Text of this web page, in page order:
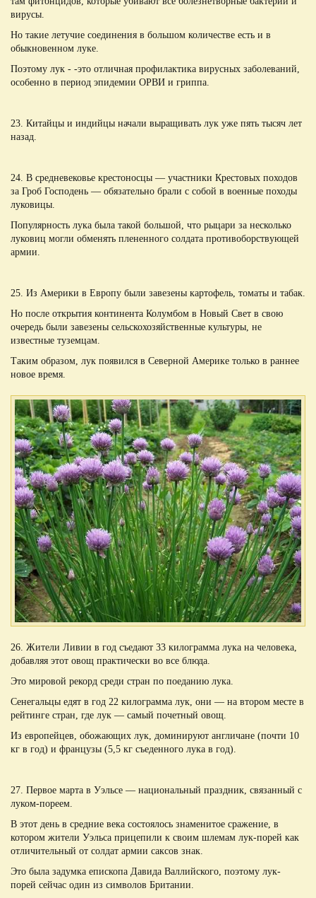
вирусы.
Но такие летучие соединения в большом количестве есть и в
обыкновенном луке.
Поэтому лук - -это отличная профилактика вирусных заболеваний,
особенно в период эпидемии ОРВИ и гриппа.
23. Китайцы и индийцы начали выращивать лук уже пять тысяч лет
назад.
24. В средневековье крестоносцы — участники Крестовых походов
за Гроб Господень — обязательно брали с собой в военные походы
луковицы.
Популярность лука была такой большой, что рыцари за несколько
луковиц могли обменять плененного солдата противоборствующей
армии.
25. Из Америки в Европу были завезены картофель, томаты и табак.
Но после открытия континента Колумбом в Новый Свет в свою
очередь были завезены сельскохозяйственные культуры, не
известные туземцам.
Таким образом, лук появился в Северной Америке только в раннее
новое время.
26. Жители Ливии в год съедают 33 килограмма лука на человека,
добавляя этот овощ практически во все блюда.
Это мировой рекорд среди стран по поеданию лука.
Сенегальцы едят в год 22 килограмма лук, они — на втором месте в
рейтинге стран, где лук — самый почетный овощ.
Из европейцев, обожающих лук, доминируют англичане (почти 10
кг в год) и французы (5,5 кг съеденного лука в год).
27. Первое марта в Уэльсе — национальный праздник, связанный с
луком-пореем.
В этот день в средние века состоялось знаменитое сражение, в
котором жители Уэльса прицепили к своим шлемам лук-порей как
отличительный от солдат армии саксов знак.
Это была задумка епископа Давида Валлийского, поэтому лук-
порей сейчас один из символов Британии.